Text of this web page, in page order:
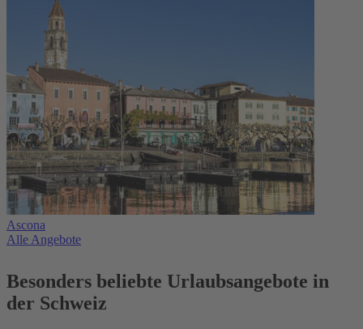
Ascona
Alle Angebote
Besonders beliebte Urlaubsangebote in
der Schweiz